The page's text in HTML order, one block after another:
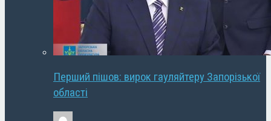
Перший пішов: вирок гауляйтеру Запорізької
області